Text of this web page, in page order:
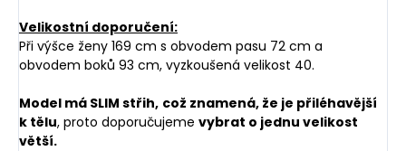
Velikostní doporučení:
Při výšce ženy 169 cm s obvodem pasu 72 cm a
obvodem boků 93 cm, vyzkoušená velikost 40.
Model má SLIM střih, což znamená, že je přiléhavější
k tělu, proto doporučujeme vybrat o jednu velikost
větší.